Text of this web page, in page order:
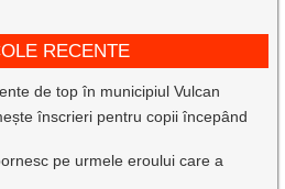
RECENTE
de top în municipiul Vulcan
înscrieri pentru copii începând
pe urmele eroului care a